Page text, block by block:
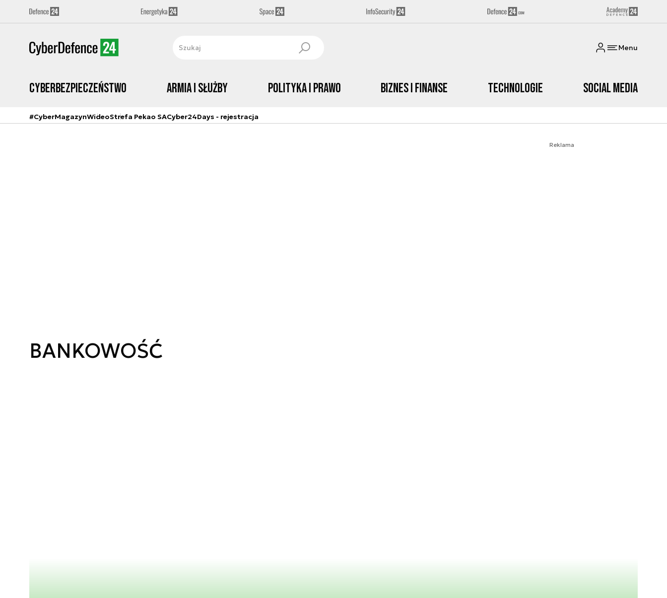
Menu
Cyberbezpieczeństwo Armia i Służby Polityka i prawo Biznes i Finanse Technologie Social media
#CyberMagazynWideoStrefa Pekao SACyber24Days - rejestracja
Reklama
BANKOWOŚĆ